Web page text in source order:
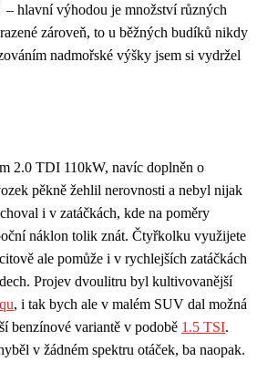
– hlavní výhodou je množství různých
zároveň, to u běžných budíků nikdy
nadmořské výšky jsem si vydržel
2.0 TDI 110kW, navíc doplněn o
pěkně žehlil nerovnosti a nebyl nijak
i v zatáčkách, kde na poměry
náklon tolik znát. Čtyřkolku využijete
ale pomůže i v rychlejších zatáčkách
Projev dvoulitru byl kultivovanější
, i tak bych ale v malém SUV dal možná
benzínové variantě v podobě 1.5 TSI.
v žádném spektru otáček, ba naopak.